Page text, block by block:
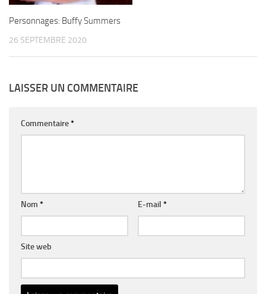
Personnages: Buffy Summers
26 SEPTEMBRE 2020
LAISSER UN COMMENTAIRE
Commentaire*
Nom * E-mail *
Site web